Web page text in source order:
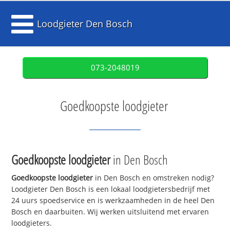
Loodgieter Den Bosch
073-2048019
Goedkoopste loodgieter
Goedkoopste loodgieterin Den Bosch
Goedkoopste loodgieter in Den Bosch en omstreken nodig?
Loodgieter Den Bosch is een lokaal loodgietersbedrijf met
24 uurs spoedservice en is werkzaamheden in de heel Den
Bosch en daarbuiten. Wij werken uitsluitend met ervaren
loodgieters.